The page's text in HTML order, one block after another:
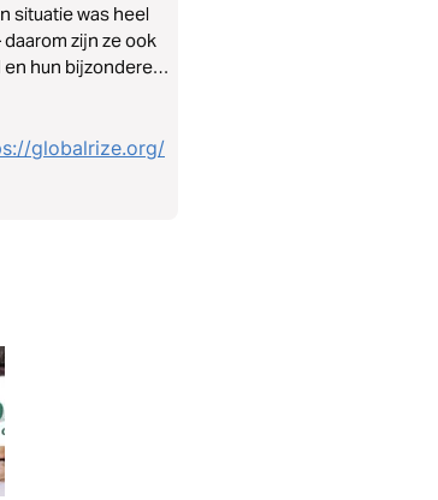
situatie was heel
zijn ze ook
hun bijzondere
globalrize.org/